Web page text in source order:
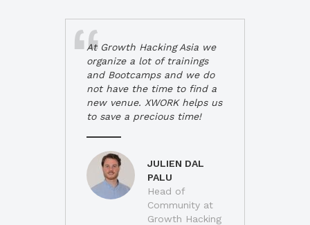
At Growth Hacking Asia we
organize a lot of trainings
and Bootcamps and we do
not have the time to find a
new venue. XWORK helps us
to save a precious time!
JULIEN DAL
PALU
Head of
Community at
Growth Hacking